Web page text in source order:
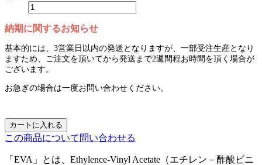
納期に関するお知らせ
基本的には、3営業日以内の発送となりますが、一部受注生産となり
ますため、ご注文を頂いてから発送まで2週間程お時間を頂く場合が
ございます。
お急ぎの場合は一度お問い合わせください。
カートに入れる
この商品について問い合わせる
「EVA」とは、Ethylence-Vinyl Acetate（エチレン－酢酸ビニ